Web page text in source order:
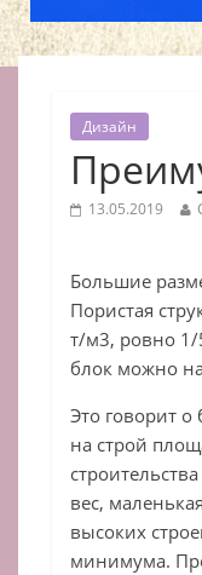
Дизайн
13.05.2019
Большие
Пористая
т/м3, ровно 1/
блок можно
Это говорит о
на строй
вес,
высоких
минимума.